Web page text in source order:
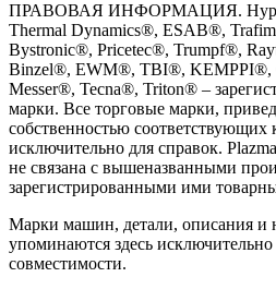
ПРАВОВАЯ ИНФОРМАЦИЯ.
Thermal Dynamics®, ESAB®,
Bystronic®, Pricetec®, Trumpf®,
Binzel®, EWM®, TBI®, KEMPPI®,
Messer®, Tecna®, Triton® –
марки. Все торговые марки,
собственностью
исключительно для справок.
не связана с вышеназванными
зарегистрированными ими
Марки машин, детали, описания и
упоминаются здесь исключительно
совместимости.